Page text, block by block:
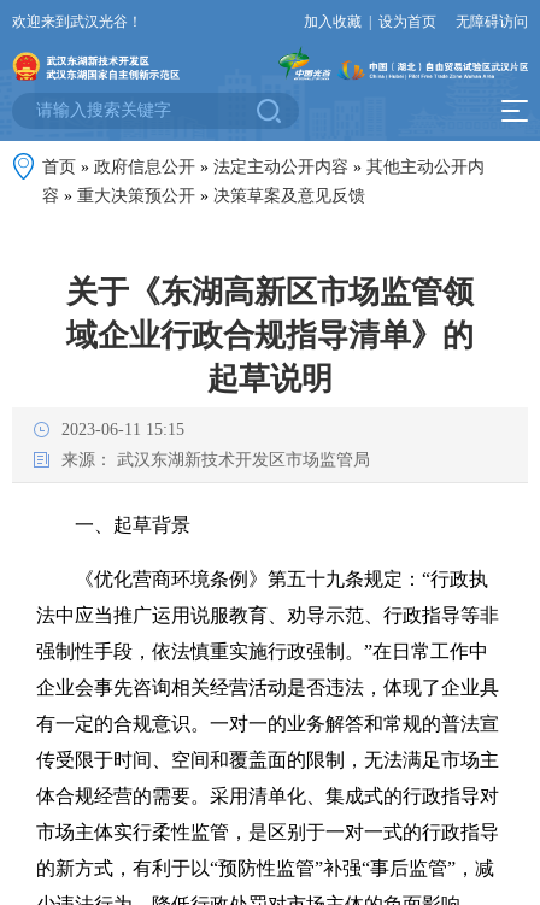
欢迎来到武汉光谷！ 加入收藏 设为首页 无障碍访问
首页 » 政府信息公开 » 法定主动公开内容 » 其他主动公开内
容 » 重大决策预公开 » 决策草案及意见反馈
关于《东湖高新区市场监管领
域企业行政合规指导清单》的
起草说明
2023-06-11 15:15
来源： 武汉东湖新技术开发区市场监管局
一、起草背景
《优化营商环境条例》第五十九条规定：“行政执
法中应当推广运用说服教育、劝导示范、行政指导等非
强制性手段，依法慎重实施行政强制。”在日常工作中
企业会事先咨询相关经营活动是否违法，体现了企业具
有一定的合规意识。一对一的业务解答和常规的普法宣
传受限于时间、空间和覆盖面的限制，无法满足市场主
体合规经营的需要。采用清单化、集成式的行政指导对
市场主体实行柔性监管，是区别于一对一式的行政指导
的新方式，有利于以“预防性监管”补强“事后监管”，减